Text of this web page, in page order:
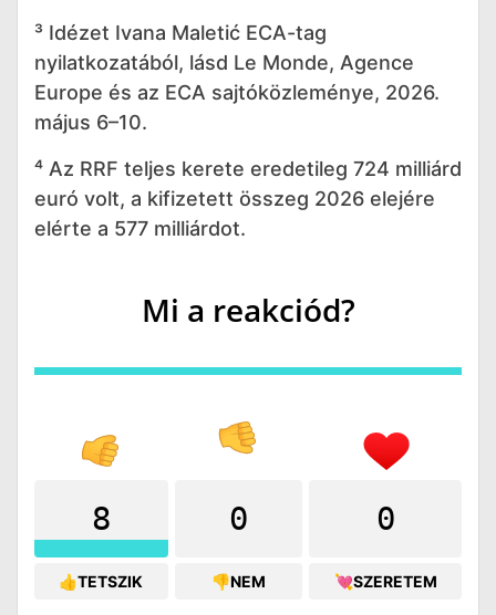
³ Idézet Ivana Maletić ECA-tag
nyilatkozatából, lásd Le Monde, Agence
Europe és az ECA sajtóközleménye, 2026.
május 6–10.
⁴ Az RRF teljes kerete eredetileg 724 milliárd
euró volt, a kifizetett összeg 2026 elejére
elérte a 577 milliárdot.
Mi a reakciód?
8
👍TETSZIK
0
👎NEM
0
💘SZERETEM